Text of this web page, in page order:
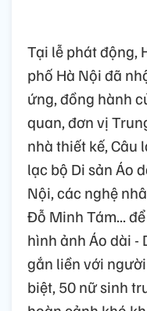
Tại lễ phát động,
phố Hà Nội đã
ứng, đồng hành
quan, đơn vị
nhà thiết kế, Câu
lạc bộ Di sản Áo
Nội, các nghệ
Đỗ Minh Tám...
hình ảnh Áo dài -
gắn liền với
biệt, 50 nữ sinh